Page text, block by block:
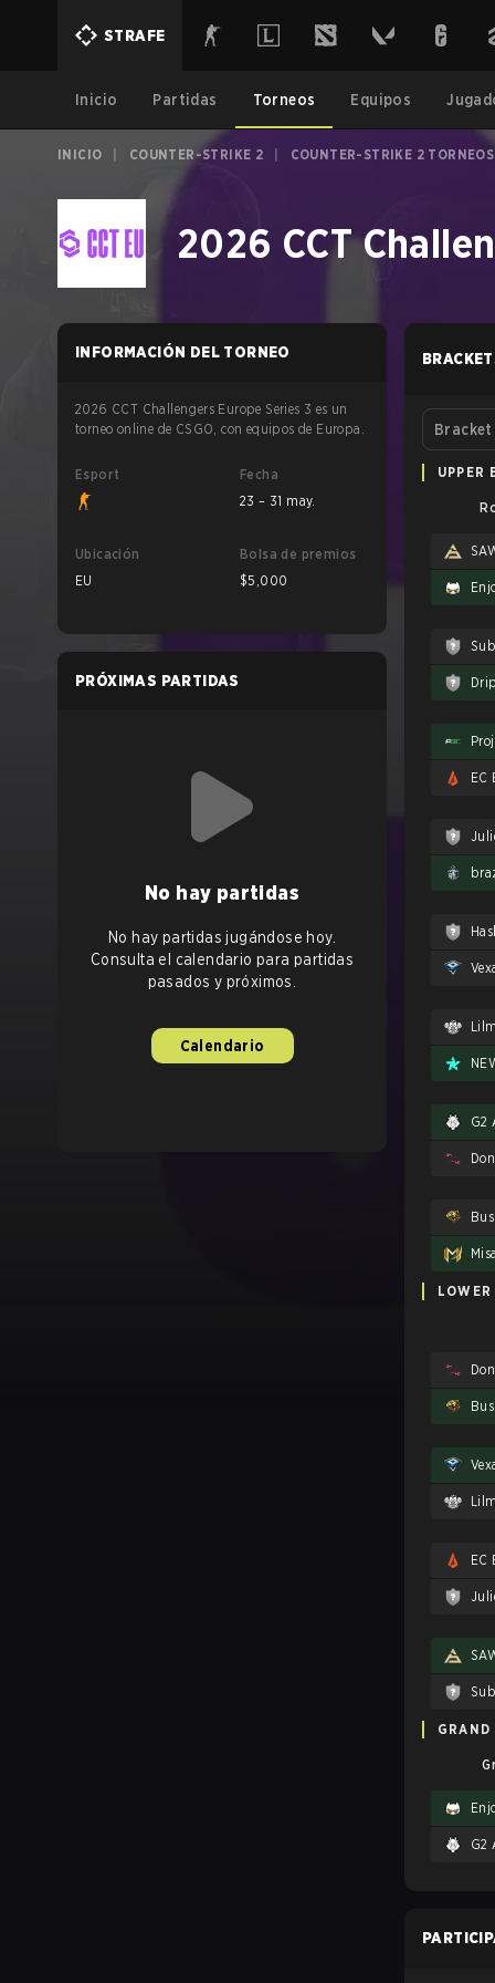
STRAFE
Inicio Partidas Torneos Equipos
INICIO COUNTER-STRIKE 2 COUNTER-STRIKE 2 TORNEOS
2026 CCT
INFORMACIÓN DEL TORNEO
2026 CCT Challengers Europe Series 3 es un
torneo online de CSGO, con equipos de Europa.
Esport
Fecha
23 – 31 may.
Ubicación
EU
Bolsa de premios
$5,000
PRÓXIMAS PARTIDAS
No hay partidas
No hay partidas jugándose hoy.
Consulta el calendario para partidas
pasados y próximos.
Calendario
Bracket
UPPER
EC
G2
EC
G2